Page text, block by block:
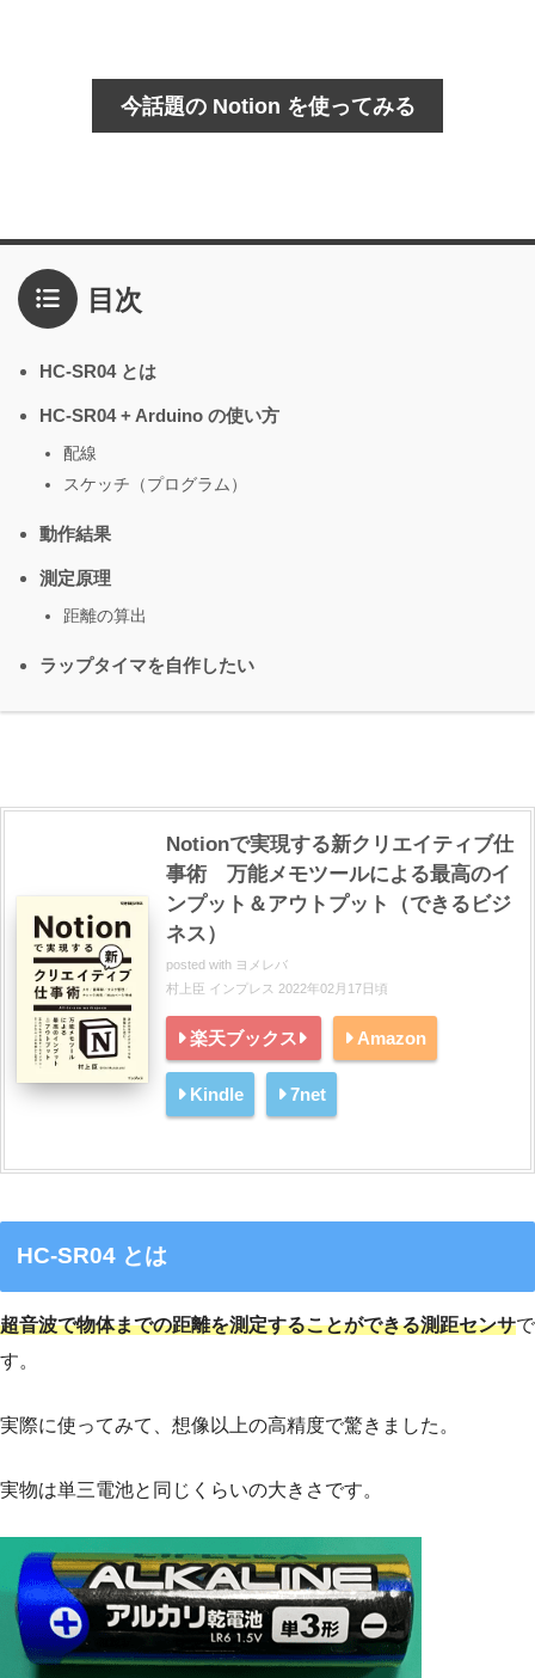
今話題の Notion を使ってみる
目次
HC-SR04 とは
HC-SR04 + Arduino の使い方
配線
スケッチ（プログラム）
動作結果
測定原理
距離の算出
ラップタイマを自作したい
Notionで実現する新クリエイティブ仕
事術 万能メモツールによる最高のイ
ンプット＆アウトプット（できるビジ
ネス）
posted with ヨメレバ
村上臣 インプレス 2022年02月17日頃
楽天ブックス Amazon
Kindle 7net
HC-SR04 とは
超音波で物体までの距離を測定することができる測距センサで
す。
実際に使ってみて、想像以上の高精度で驚きました。
実物は単三電池と同じくらいの大きさです。